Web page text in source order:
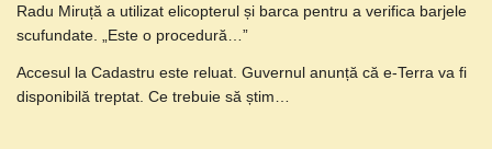
Radu Miruță a utilizat elicopterul și barca pentru a verifica barjele
scufundate. „Este o procedură…”
Accesul la Cadastru este reluat. Guvernul anunță că e-Terra va fi
disponibilă treptat. Ce trebuie să știm…